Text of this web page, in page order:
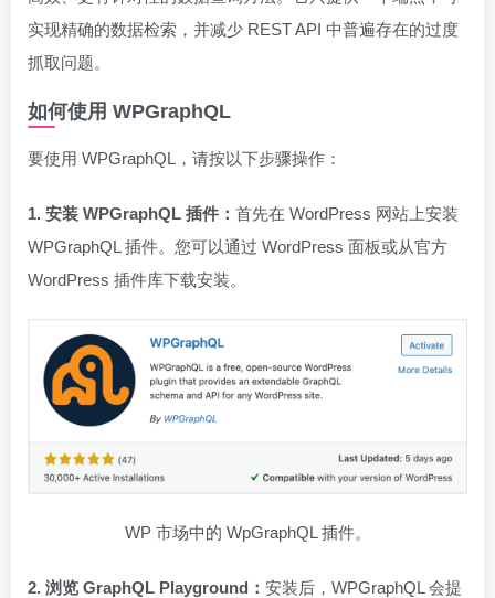
实现精确的数据检索，并减少 REST API 中普遍存在的过度
抓取问题。
如何使用 WPGraphQL
要使用 WPGraphQL，请按以下步骤操作：
1. 安装 WPGraphQL 插件： 首先在 WordPress 网站上安装
WPGraphQL 插件。您可以通过 WordPress 面板或从官方
WordPress 插件库下载安装。
WP 市场中的 WpGraphQL 插件。
2. 浏览 GraphQL Playground： 安装后，WPGraphQL 会提